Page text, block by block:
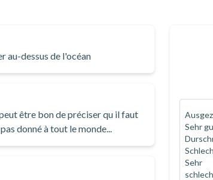
Sie Ihren Besuch zu etwas ganz Besonderem
an der Dune du Pilat!
Sehr
Sehr
au-dessus de l'océan
être bon de préciser qu il faut
donné à tout le monde...